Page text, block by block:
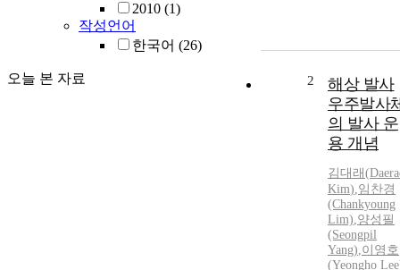
2010 (1)
작성언어
한국어 (26)
오늘 본 자료 2
해상 발사
우주발사
의 발사 운
용 개념
김대래 (
Kim),임찬경
(Chankyoung
Lim),양성필
(Seongpil
Yang),이영호
(Yeongho